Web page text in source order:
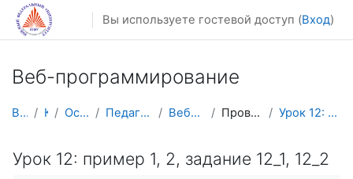
Перейти к основному содержанию
Вы используете гостевой доступ (Вход)
Веб-программирование
В начало Курсы Осенний семестр Педагогическое образование Веб-программирование Проверка готовых заданий Урок 12: пример 1, 2, задание 12_1, 12_2
Урок 12: пример 1, 2, задание 12_1, 12_2